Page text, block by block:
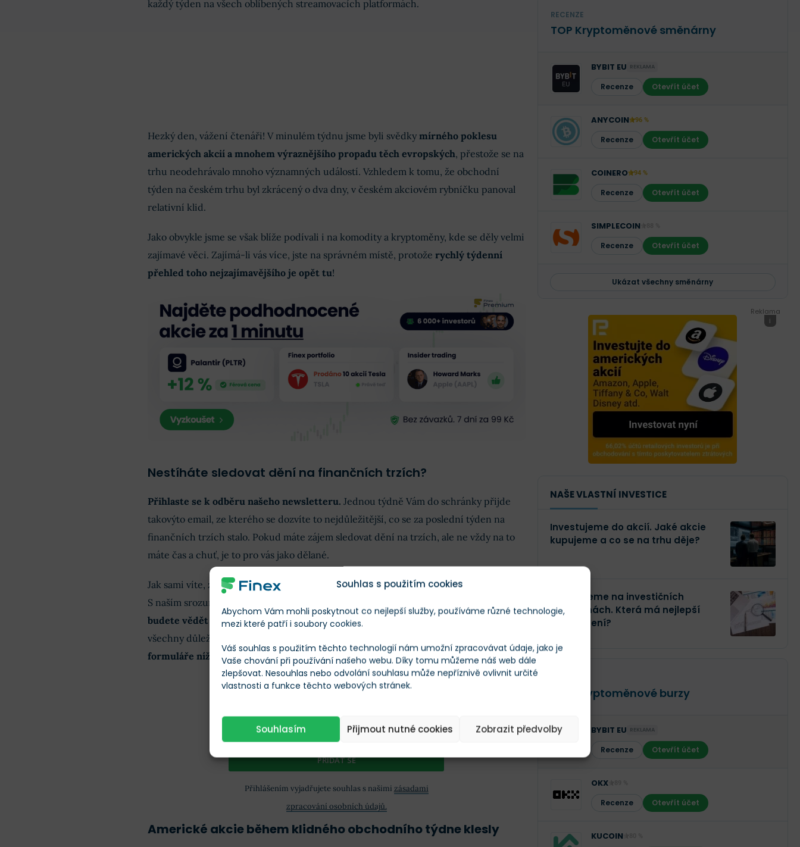
Souhlas s použitím cookies
Abychom Vám mohli poskytnout co nejlepší služby, používáme různé technologie,
mezi které patří i soubory cookies.
Váš souhlas s použitím těchto technologií nám umožní zpracovávat údaje, jako je
Vaše chování při používání našeho webu. Díky tomu můžeme náš web dále
zlepšovat. Nesouhlas nebo odvolání souhlasu může nepříznivě ovlivnit určité
vlastnosti a funkce těchto webových stránek.
Souhlasím Přijmout nutné cookies Zobrazit předvolby
každý týden na všech oblíbených streamovacích platformách.
Hezký den, vážení čtenáři! V minulém týdnu jsme byli svědky mírného poklesu
amerických akcií a mnohem výraznějšího propadu těch evropských, přestože se na
trhu neodehrávalo mnoho významných událostí. Vzhledem k tomu, že obchodní
týden na českém trhu byl zkrácený o dva dny, v českém akciovém rybníčku panoval
relativní klid.
Jako obvykle jsme se však blíže podívali i na komodity a kryptoměny, kde se děly velmi
zajímavé věci. Zajímá-li vás více, jste na správném místě, protože rychlý týdenní
přehled toho nejzajímavějšího je opět tu!
Nestíháte sledovat dění na finančních trzích?
Přihlaste se k odběru našeho newsletteru. Jednou týdně Vám do schránky přijde
takovýto email, ze kterého se dozvíte to nejdůležitější, co se za poslední týden na
finančních trzích stalo. Pokud máte zájem sledovat dění na trzích, ale ne vždy na to
máte čas a chuť, je to pro vás jako dělané.
Jak sami víte, zpráv a novinek je někdy prostě moc a člověk se v tom jednoduše ztratí.
S naším srozumitelně psaným týdenním přehledem se ale rozhodně neztratíte a ještě
budete vědět vše podstatné. Chcete-li odebírat náš pravidelný newsletter a mít tak
všechny důležité informace ve své emailové schránce,
formuláře níže
Vaše e-mailová adresa
PŘIDAT SE
Přihlášením vyjadřujete souhlas s našimi zásadami
zpracování osobních údajů.
Americké akcie během klidného obchodního týdne klesly
RECENZE
TOP Kryptoměnové směnárny
BYBIT EU REKLAMA
Recenze Otevřít účet
ANYCOIN 96 %
Recenze Otevřít účet
COINERO 94 %
Recenze Otevřít účet
SIMPLECOIN
Recenze Otevřít účet
Ukázat všechny směnárny
Reklama
i
NAŠE VLASTNÍ INVESTICE
Investujeme do akcií. Jaké akcie
kupujeme a co se na trhu děje?
Investujeme na investičních
platformách. Která má nejlepší
zhodnocení?
TOP Kryptoměnové burzy
BYBIT EU REKLAMA
Recenze Otevřít účet
OKX
Recenze Otevřít účet
KUCOIN